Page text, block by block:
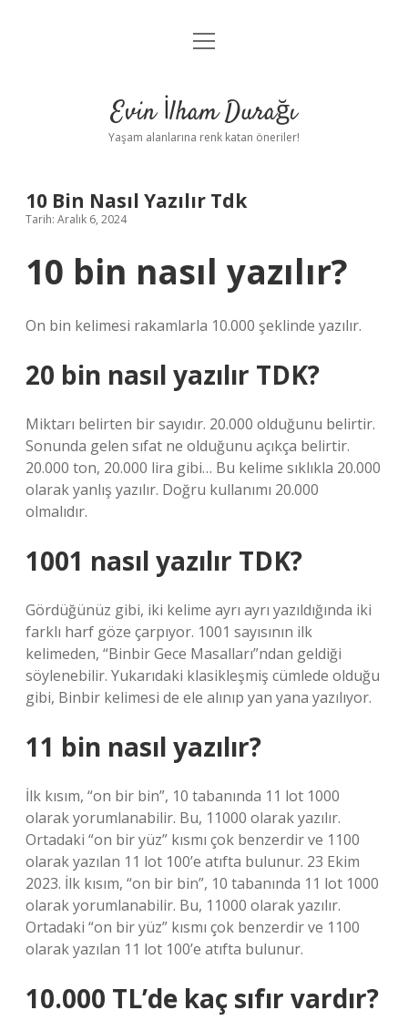
Anasayfa
Yasal Uyarı
menüyü
Evin İlham Durağı
Yaşam alanlarına renk katan öneriler!
10 Bin Nasıl Yazılır Tdk
Tarih: Aralık 6, 2024
10 bin nasıl yazılır?
On bin kelimesi rakamlarla 10.000 şeklinde yazılır.
20 bin nasıl yazılır TDK?
Miktarı belirten bir sayıdır. 20.000 olduğunu belirtir.
Sonunda gelen sıfat ne olduğunu açıkça belirtir.
20.000 ton, 20.000 lira gibi… Bu kelime sıklıkla 20.000
olarak yanlış yazılır. Doğru kullanımı 20.000
olmalıdır.
1001 nasıl yazılır TDK?
Gördüğünüz gibi, iki kelime ayrı ayrı yazıldığında iki
farklı harf göze çarpıyor. 1001 sayısının ilk
kelimeden, “Binbir Gece Masalları”ndan geldiği
söylenebilir. Yukarıdaki klasikleşmiş cümlede olduğu
gibi, Binbir kelimesi de ele alınıp yan yana yazılıyor.
11 bin nasıl yazılır?
İlk kısım, “on bir bin”, 10 tabanında 11 lot 1000
olarak yorumlanabilir. Bu, 11000 olarak yazılır.
Ortadaki “on bir yüz” kısmı çok benzerdir ve 1100
olarak yazılan 11 lot 100’e atıfta bulunur. 23 Ekim
2023. İlk kısım, “on bir bin”, 10 tabanında 11 lot 1000
olarak yorumlanabilir. Bu, 11000 olarak yazılır.
Ortadaki “on bir yüz” kısmı çok benzerdir ve 1100
olarak yazılan 11 lot 100’e atıfta bulunur.
10.000 TL’de kaç sıfır vardır?